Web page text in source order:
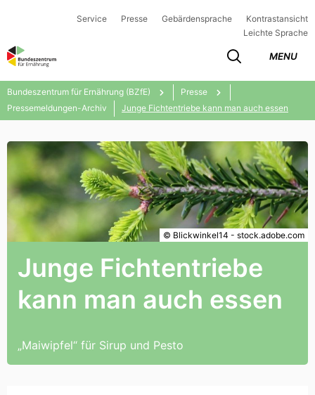
Service Presse Gebärdensprache
Kontrastansicht
Leichte Sprache
MENU
Bundeszentrum für Ernährung (BZfE)
Presse
Pressemeldungen-Archiv
Junge Fichtentriebe kann man auch essen
Junge Fichtentriebe
kann man auch essen
„Maiwipfel“ für Sirup und Pesto
© Blickwinkel14 - stock.adobe.com